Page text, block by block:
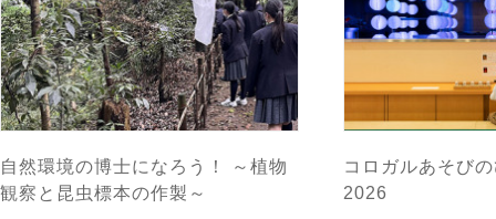
自然環境の博士になろう！ ～植物
観察と昆虫標本の作製～
コロガルあそび
2026